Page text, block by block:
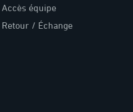
Accès équipe
Retour / Échange